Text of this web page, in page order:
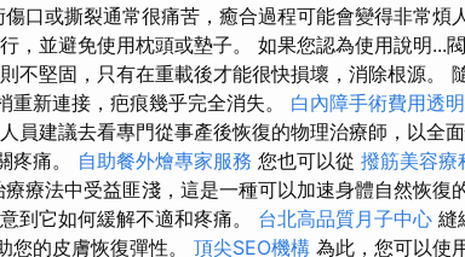
傷口或撕裂通常很痛苦，癒合過程可能會變得非常煩
，並避免使用枕頭或墊子。 如果您認為使用說明...
不堅固，只有在重載後才能很快損壞，消除根源。
新連接，疤痕幾乎完全消失。 白內障手術費用透
員建議去看專門從事產後恢復的物理治療師，以全
疼痛。 自助餐外燴專家服務 您也可以從 撥筋美容療
療療法中受益匪淺，這是一種可以加速身體自然恢復
到它如何緩解不適和疼痛。 台北高品質月子中心 縫
您的皮膚恢復彈性。 頂尖SEO機構 為此，您可以使